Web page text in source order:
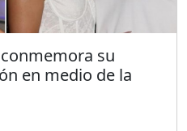
su
en medio de la